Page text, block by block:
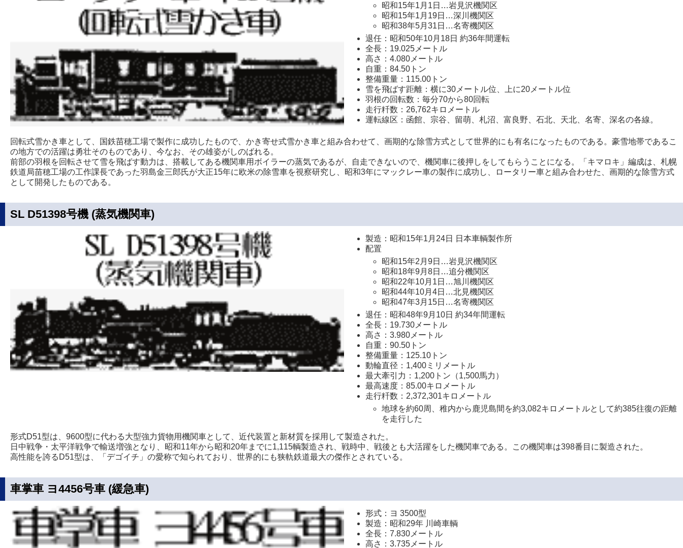
昭和15年1月1日…岩見沢機関区
昭和15年1月19日…深川機関区
昭和38年5月31日…名寄機関区
退任：昭和50年10月18日 約36年間運転
全長：19.025メートル
高さ：4.080メートル
自重：84.50トン
整備重量：115.00トン
雪を飛ばす距離：横に30メートル位、上に20メートル位
羽根の回転数：毎分70から80回転
走行粁数：26,762キロメートル
運転線区：函館、宗谷、留萌、札沼、富良野、石北、天北、名寄、深名の各線。
回転式雪かき車として、国鉄苗穂工場で製作に成功したもので、かき寄せ式雪かき車と組み合わせて、画期的な除雪方式として世界的にも有名になったものである。豪雪地帯であるこ
の地方での活躍は勇壮そのものであり、今なお、その雄姿がしのばれる。
前部の羽根を回転させて雪を飛ばす動力は、搭載してある機関車用ボイラーの蒸気であるが、自走できないので、機関車に後押しをしてもらうことになる。「キマロキ」編成は、札幌
鉄道局苗穂工場の工作課長であった羽島金三郎氏が大正15年に欧米の除雪車を視察研究し、昭和3年にマックレー車の製作に成功し、ロータリー車と組み合わせた、画期的な除雪方式
として開発したものである。
SL D51398号機 (蒸気機関車)
製造：昭和15年1月24日 日本車輌製作所
配置
昭和15年2月9日…岩見沢機関区
昭和18年9月8日…追分機関区
昭和22年10月1日…旭川機関区
昭和44年10月4日…北見機関区
昭和47年3月15日…名寄機関区
退任：昭和48年9月10日 約34年間運転
全長：19.730メートル
高さ：3.980メートル
自重：90.50トン
整備重量：125.10トン
動輪直径：1,400ミリメートル
最大牽引力：1,200トン（1,500馬力）
最高速度：85.00キロメートル
走行粁数：2,372,301キロメートル
地球を約60周、稚内から鹿児島間を約3,082キロメートルとして約385往復の距離
を走行した
形式D51型は、9600型に代わる大型強力貨物用機関車として、近代装置と新材質を採用して製造された。
日中戦争・太平洋戦争で輸送増強となり、昭和11年から昭和20年までに1,115輌製造され、戦時中、戦後とも大活躍をした機関車である。この機関車は398番目に製造された。
高性能を誇るD51型は、「デゴイチ」の愛称で知られており、世界的にも狭軌鉄道最大の傑作とされている。
車掌車 ヨ4456号車 (緩急車)
形式：ヨ 3500型
製造：昭和29年 川崎車輌
全長：7.830メートル
高さ：3.735メートル